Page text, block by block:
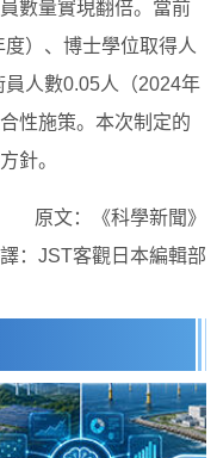
數量實現翻倍。當前
）、博士學位取得人
人數0.05人（2024年
性施策。本次制定的
針。
原文：《科學新聞》
：JST客觀日本編輯部